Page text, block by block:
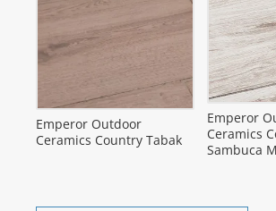
Emperor Outdoor
Ceramics Country Tabak
Emperor
Ceramics
Sambuca